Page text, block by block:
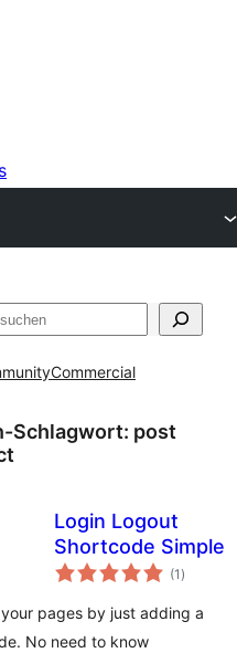
Commercial
Schlagwort: post
Login Logout
Shortcode Simple
(1insgesamt
)
pages by just adding a
No need to know